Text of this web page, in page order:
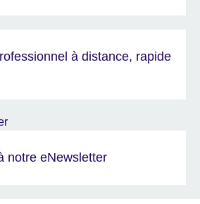
à distance, rapide
notre eNewsletter